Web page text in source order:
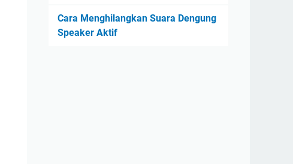
Cara Menghilangkan Suara Dengung
Speaker Aktif